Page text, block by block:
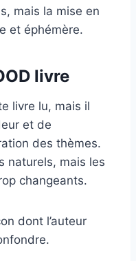
mais la mise en
et éphémère.
livre
livre lu, mais il
et de
des thèmes.
naturels, mais les
changeants.
dont l’auteur